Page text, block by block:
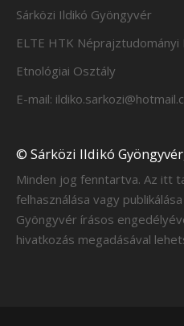
Sárközi Ildikó Gyöngyvér
ELTE HTK
Etnológiai Osztály
E-mail:
© Sárközi Ildikó
Minden jog fenntartva. Az itt
felhasználása vagy
Gyöngyvér írásos
hivatkozás megadásával